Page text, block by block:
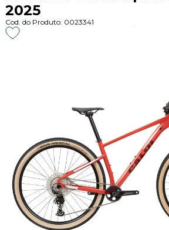
2025
Cod. do Produto: 0023341